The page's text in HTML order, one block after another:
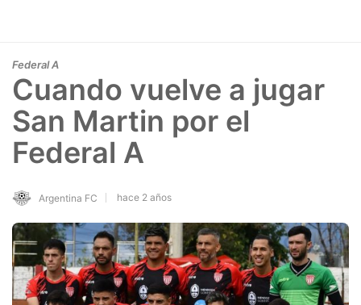
Federal A
Cuando vuelve a jugar
San Martin por el
Federal A
Argentina FC hace 2 años